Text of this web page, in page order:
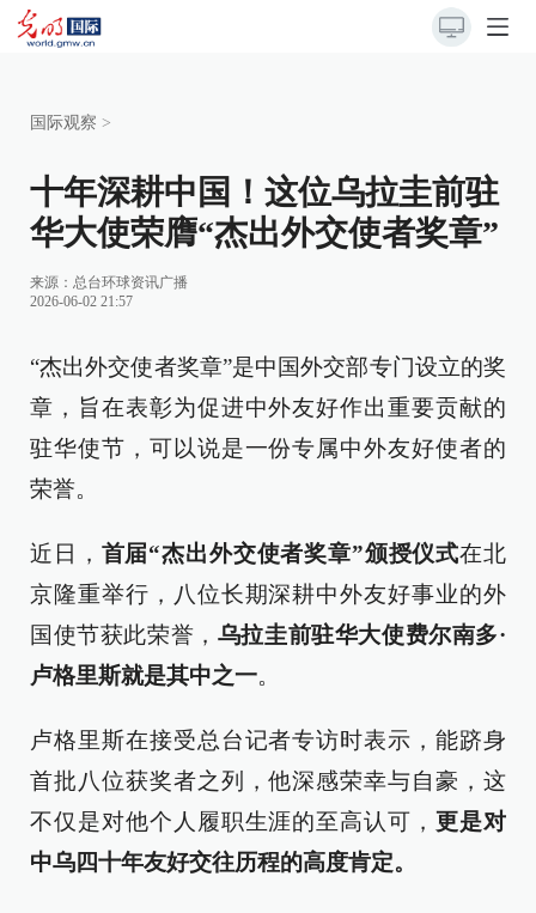
国际观察 >
十年深耕中国！这位乌拉圭前驻
华大使荣膺“杰出外交使者奖章”
来源： 总台环球资讯广播
2026-06-02 21:57
“杰出外交使者奖章”是中国外交部专门设立的奖
章，旨在表彰为促进中外友好作出重要贡献的
驻华使节，可以说是一份专属中外友好使者的
荣誉。
近日， 首届“杰出外交使者奖章”颁授仪式在北
京隆重举行，八位长期深耕中外友好事业的外
国使节获此荣誉， 乌拉圭前驻华大使费尔南多·
卢格里斯就是其中之一。
卢格里斯在接受总台记者专访时表示，能跻身
首批八位获奖者之列，他深感荣幸与自豪，这
不仅是对他个人履职生涯的至高认可， 更是对
中乌四十年友好交往历程的高度肯定。